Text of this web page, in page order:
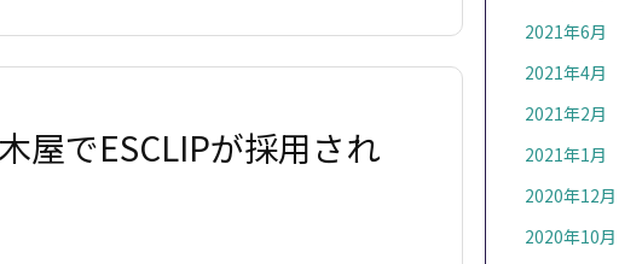
屋でESCLIPが採用され
2021年6月
2021年4月
2021年2月
2021年1月
2020年12月
2020年10月